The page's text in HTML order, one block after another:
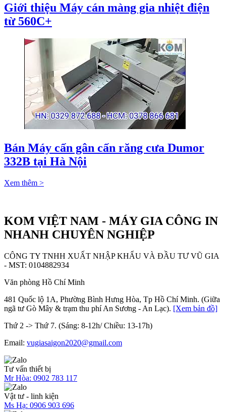
Giới thiệu Máy cán màng gia nhiệt điện
từ 560C+
Bán Máy cấn gân cấn răng cưa Dumor
332B tại Hà Nội
Xem thêm >
KOM VIỆT NAM - MÁY GIA CÔNG IN
NHANH CHUYÊN NGHIỆP
CÔNG TY TNHH XUẤT NHẬP KHẨU VÀ ĐẦU TƯ VŨ GIA
- MST: 0104882934
Văn phòng Hồ Chí Minh
481 Quốc lộ 1A, Phường Bình Hưng Hòa, Tp Hồ Chí Minh. (Giữa
ngã tư Gò Mây & trạm thu phí An Sương - An Lạc). [Xem bản đồ]
Thứ 2 -> Thứ 7. (Sáng: 8-12h/ Chiều: 13-17h)
Email: vugiasaigon2020@gmail.com
Tư vấn thiết bị
Mr Hòa: 0902 783 117
Vật tư - linh kiện
Ms Hạ: 0906 903 696